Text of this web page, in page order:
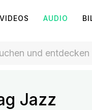
VIDEOS AUDIO
Jazz